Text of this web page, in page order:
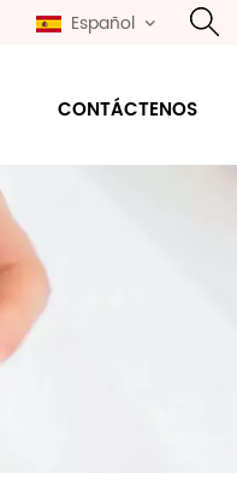
Español
CONTÁCTENOS